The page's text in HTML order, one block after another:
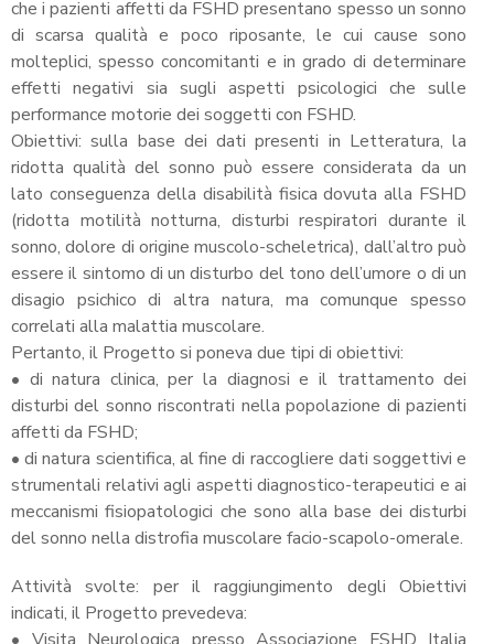
che i pazienti affetti da FSHD presentano spesso un sonno
di scarsa qualità e poco riposante, le cui cause sono
molteplici, spesso concomitanti e in grado di determinare
effetti negativi sia sugli aspetti psicologici che sulle
performance motorie dei soggetti con FSHD.
Obiettivi: sulla base dei dati presenti in Letteratura, la
ridotta qualità del sonno può essere considerata da un
lato conseguenza della disabilità fisica dovuta alla FSHD
(ridotta motilità notturna, disturbi respiratori durante il
sonno, dolore di origine muscolo-scheletrica), dall’altro può
essere il sintomo di un disturbo del tono dell’umore o di un
disagio psichico di altra natura, ma comunque spesso
correlati alla malattia muscolare.
Pertanto, il Progetto si poneva due tipi di obiettivi:
• di natura clinica, per la diagnosi e il trattamento dei
disturbi del sonno riscontrati nella popolazione di pazienti
affetti da FSHD;
• di natura scientifica, al fine di raccogliere dati soggettivi e
strumentali relativi agli aspetti diagnostico-terapeutici e ai
meccanismi fisiopatologici che sono alla base dei disturbi
del sonno nella distrofia muscolare facio-scapolo-omerale.
Attività svolte: per il raggiungimento degli Obiettivi
indicati, il Progetto prevedeva: